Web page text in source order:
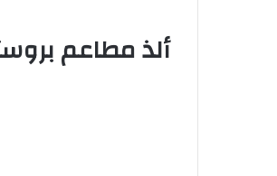
ألذ مطاعم